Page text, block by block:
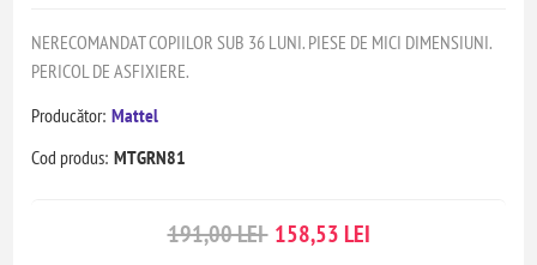
NERECOMANDAT COPIILOR SUB 36 LUNI. PIESE DE MICI DIMENSIUNI.
PERICOL DE ASFIXIERE.
Producător: Mattel
Cod produs: MTGRN81
191,00 LEI 158,53 LEI